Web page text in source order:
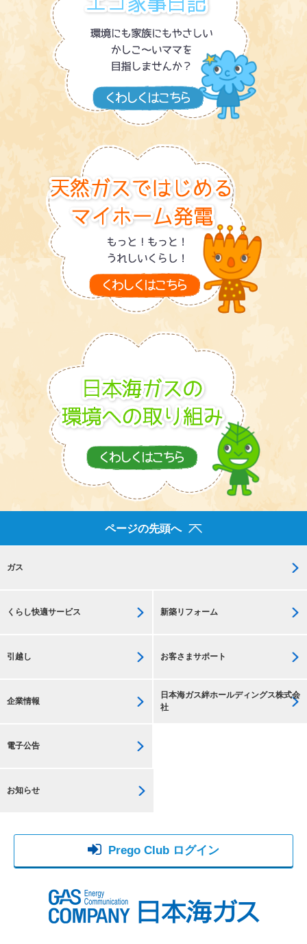
ページの先頭へ
ガス
くらし快適サービス 新築リフォーム
引越し お客さまサポート
企業情報
日本海ガス絆ホールディングス株式会
社
電子公告
お知らせ
Prego Club ログイン